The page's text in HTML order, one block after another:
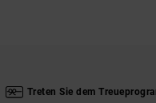
Treten Sie dem